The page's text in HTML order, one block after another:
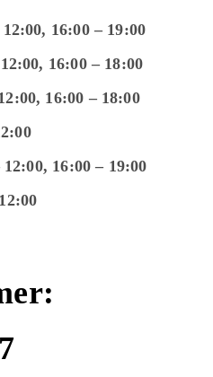
16:00 – 19:00
16:00 – 18:00
16:00 – 18:00
16:00 – 19:00